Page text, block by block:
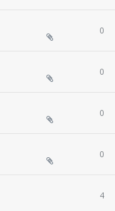
0
0
0
0
4